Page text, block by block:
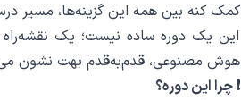
کمک کنه بین همه این گزینه‌ها، مسیر
این یک دوره ساده نیست؛ یک نقشه‌راه
هوش مصنوعی، قدم‌به‌قدم بهت نشون
❗ چرا این دوره؟